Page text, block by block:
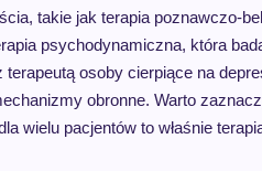
takie jak terapia poznawczo-
psychodynamiczna, która
osoby cierpiące na
obronne. Warto
wielu pacjentów to właśnie